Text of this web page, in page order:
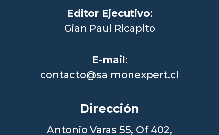
Editor Ejecutivo:
Gian Paul Ricapito
E-mail:
contacto@salmonexpert.cl
Dirección
Antonio Varas 55, Of 402,